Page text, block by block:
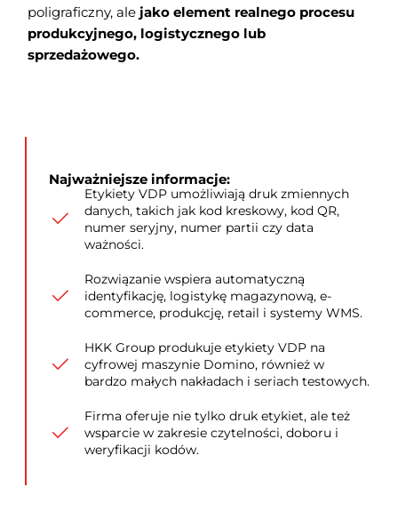
poligraficzny, ale jako element realnego procesu
produkcyjnego, logistycznego lub
sprzedażowego.
Najważniejsze informacje:
Etykiety VDP umożliwiają druk zmiennych
danych, takich jak kod kreskowy, kod QR,
numer seryjny, numer partii czy data
ważności.
Rozwiązanie wspiera automatyczną
identyfikację, logistykę magazynową, e-
commerce, produkcję, retail i systemy WMS.
HKK Group produkuje etykiety VDP na
cyfrowej maszynie Domino, również w
bardzo małych nakładach i seriach testowych.
Firma oferuje nie tylko druk etykiet, ale też
wsparcie w zakresie czytelności, doboru i
weryfikacji kodów.